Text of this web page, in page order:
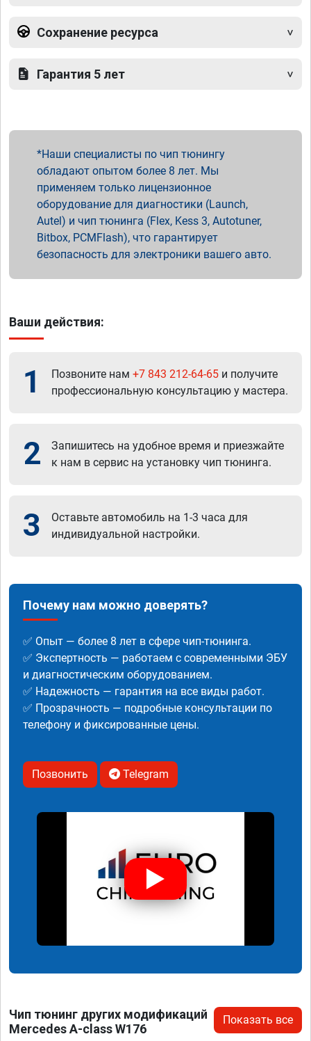
Сохранение ресурса
Гарантия 5 лет
Наши специалисты по чип тюнингу
обладают опытом более 8 лет. Мы
применяем только лицензионное
оборудование для диагностики (Launch,
Autel) и чип тюнинга (Flex, Kess 3, Autotuner,
Bitbox, PCMFlash), что гарантирует
безопасность для электроники вашего авто.
Ваши действия:
1 Позвоните нам +7 843 212-64-65 и получите
профессиональную консультацию у мастера.
2
Запишитесь на удобное время и приезжайте
к нам в сервис на установку чип тюнинга.
3
Оставьте автомобиль на 1-3 часа для
индивидуальной настройки.
Почему нам можно доверять?
✅ Опыт — более 8 лет в сфере чип-тюнинга.
✅ Экспертность — работаем с современными ЭБУ
и диагностическим оборудованием.
✅ Надежность — гарантия на все виды работ.
✅ Прозрачность — подробные консультации по
телефону и фиксированные цены.
Позвонить Telegram
Чип тюнинг других модификаций
Mercedes A-class W176
Показать все